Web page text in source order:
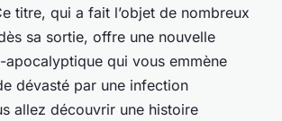
titre, qui a fait l’objet de nombreux
sa sortie, offre une nouvelle
apocalyptique qui vous emmène
dévasté par une infection
allez découvrir une histoire